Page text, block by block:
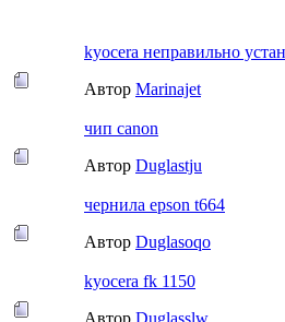
kyocera неправильно
Автор Marinajet
чип canon
Автор Duglastju
чернила epson t664
Автор Duglasoqo
kyocera fk 1150
Автор Duglasslw